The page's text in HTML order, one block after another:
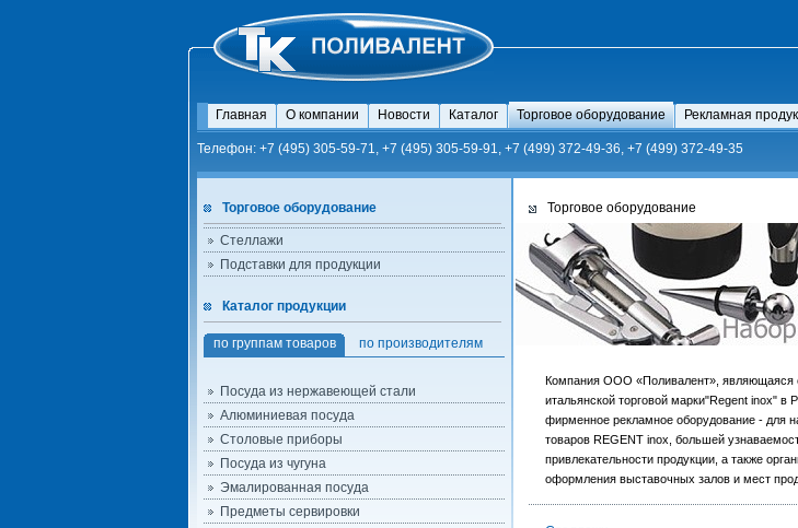
Главная О компании Новости Каталог Торговое оборудование Рекламная
Телефон: +7 (495) 305-59-71, +7 (495) 305-59-91, +7 (499) 372-49-36, +7 (499) 372-49-35
Торговое оборудование
Стеллажи
Подставки для продукции
Каталог продукции
по группам товаров по производителям
Посуда из нержавеющей стали
Алюминиевая посуда
Столовые приборы
Посуда из чугуна
Эмалированная посуда
Предметы сервировки
Торговое оборудование
Компания ООО «Поливалент», являющаяся
итальянской торговой марки"Regent inox" в
фирменное рекламное оборудование - для
товаров REGENT inox, большей
привлекательности продукции, а также
оформления выставочных залов и мест